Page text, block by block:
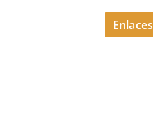
Enlaces